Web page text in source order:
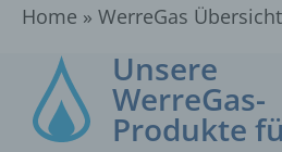
Home » WerreGas Übersicht
Unsere
WerreGas-
Produkte